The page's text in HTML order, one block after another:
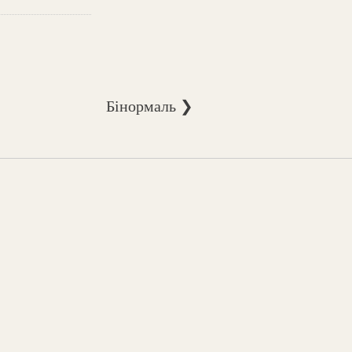
Бінормаль ❯